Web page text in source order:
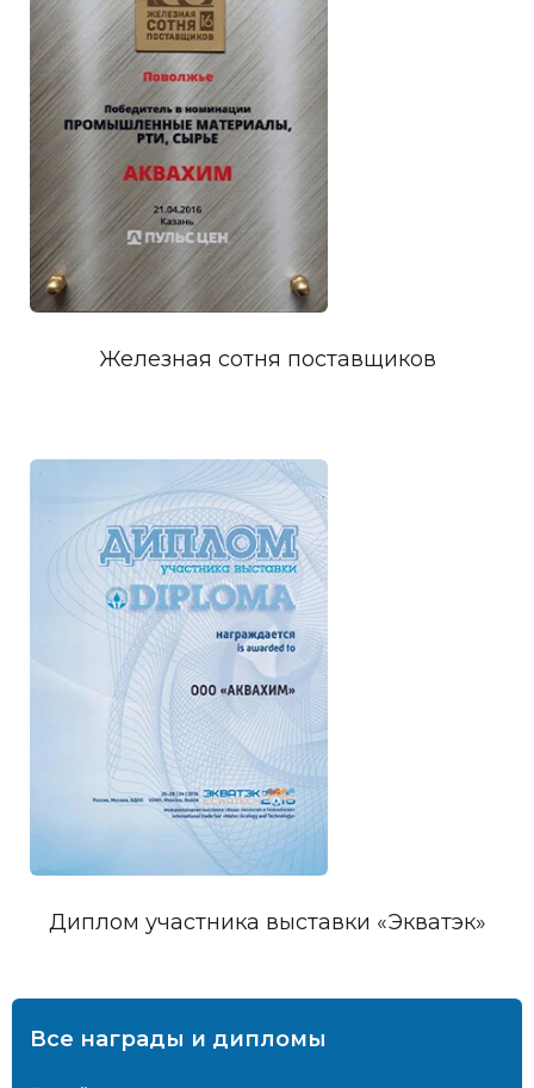
Железная сотня поставщиков
Диплом участника выставки «Экватэк»
Все награды и дипломы